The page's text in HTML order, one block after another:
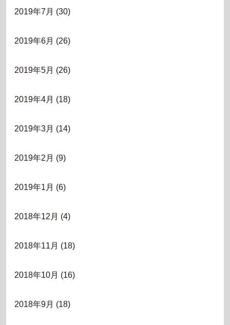
2019年7月 (30)
2019年6月 (26)
2019年5月 (26)
2019年4月 (18)
2019年3月 (14)
2019年2月 (9)
2019年1月 (6)
2018年12月 (4)
2018年11月 (18)
2018年10月 (16)
2018年9月 (18)